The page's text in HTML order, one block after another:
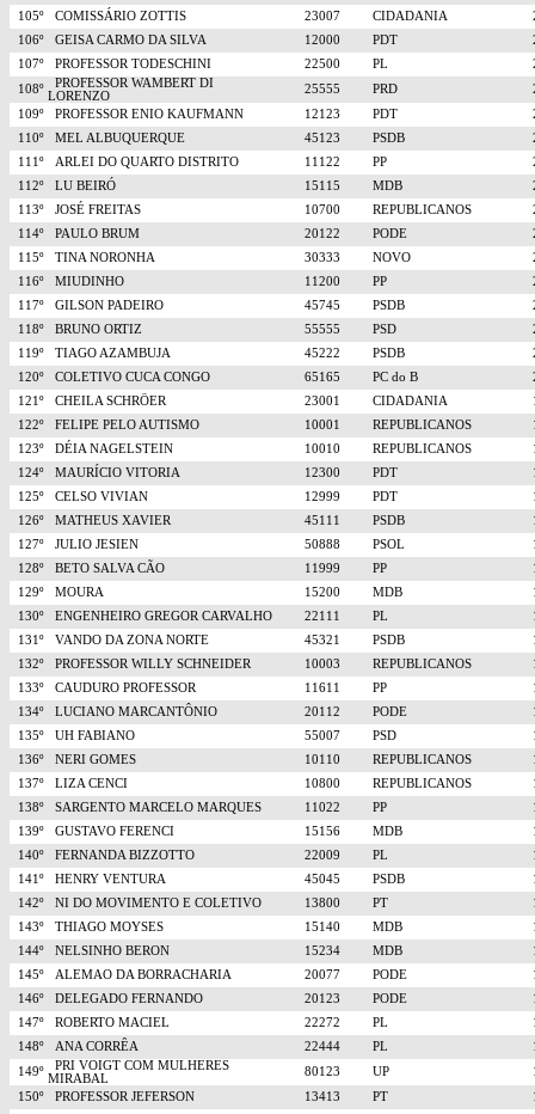
105º
COMISSÁRIO ZOTTIS 23007 CIDADANIA
106º
GEISA CARMO DA SILVA 12000 PDT
107º
PROFESSOR TODESCHINI 22500 PL
108º
PROFESSOR WAMBERT DI
LORENZO
25555 PRD
109º
PROFESSOR ENIO KAUFMANN 12123 PDT
110º
MEL ALBUQUERQUE 45123 PSDB
111º
ARLEI DO QUARTO DISTRITO 11122 PP
112º
LU BEIRÓ 15115 MDB
113º
JOSÉ FREITAS 10700 REPUBLICANOS
114º
PAULO BRUM 20122 PODE
115º
TINA NORONHA 30333 NOVO
116º
MIUDINHO 11200 PP
117º
GILSON PADEIRO 45745 PSDB
118º
BRUNO ORTIZ 55555 PSD
119º
TIAGO AZAMBUJA 45222 PSDB
120º
COLETIVO CUCA CONGO 65165 PC do B
121º
CHEILA SCHRÖER 23001 CIDADANIA
122º
FELIPE PELO AUTISMO 10001 REPUBLICANOS
123º
DÉIA NAGELSTEIN 10010 REPUBLICANOS
124º
MAURÍCIO VITORIA 12300 PDT
125º
CELSO VIVIAN 12999 PDT
126º
MATHEUS XAVIER 45111 PSDB
127º
JULIO JESIEN 50888 PSOL
128º
BETO SALVA CÃO 11999 PP
129º
MOURA 15200 MDB
130º
ENGENHEIRO GREGOR CARVALHO 22111 PL
131º
VANDO DA ZONA NORTE 45321 PSDB
132º
PROFESSOR WILLY SCHNEIDER 10003 REPUBLICANOS
133º
CAUDURO PROFESSOR 11611 PP
134º
LUCIANO MARCANTÔNIO 20112 PODE
135º
UH FABIANO 55007 PSD
136º
NERI GOMES 10110 REPUBLICANOS
137º
LIZA CENCI 10800 REPUBLICANOS
138º
SARGENTO MARCELO MARQUES 11022 PP
139º
GUSTAVO FERENCI 15156 MDB
140º
FERNANDA BIZZOTTO 22009 PL
141º
HENRY VENTURA 45045 PSDB
142º
NI DO MOVIMENTO E COLETIVO 13800 PT
143º
THIAGO MOYSES 15140 MDB
144º
NELSINHO BERON 15234 MDB
145º
ALEMAO DA BORRACHARIA 20077 PODE
146º
DELEGADO FERNANDO 20123 PODE
147º
ROBERTO MACIEL 22272 PL
148º
ANA CORRÊA 22444 PL
149º
PRI VOIGT COM MULHERES
MIRABAL
80123 UP
150º
PROFESSOR JEFERSON 13413 PT